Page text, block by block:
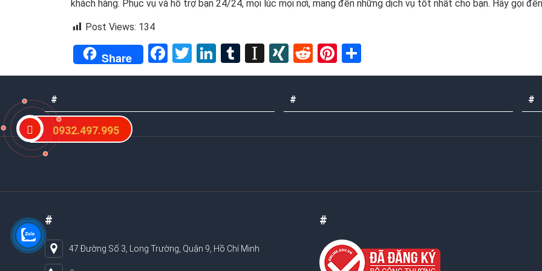
khách hàng. Phục vụ và hỗ trợ bạn 24/24, mọi lúc mọi nơi, mang đến những dịch vụ tốt nhất cho bạn. Hãy gọi
Post Views: 134
Share Facebook
TwitterLinkedIn
Tumblr
Instapaper
XINGRedditPinterest
# # #
#
47 Đường Số 3, Long Trường, Quận 9, Hồ Chí Minh
#
0932.497.995